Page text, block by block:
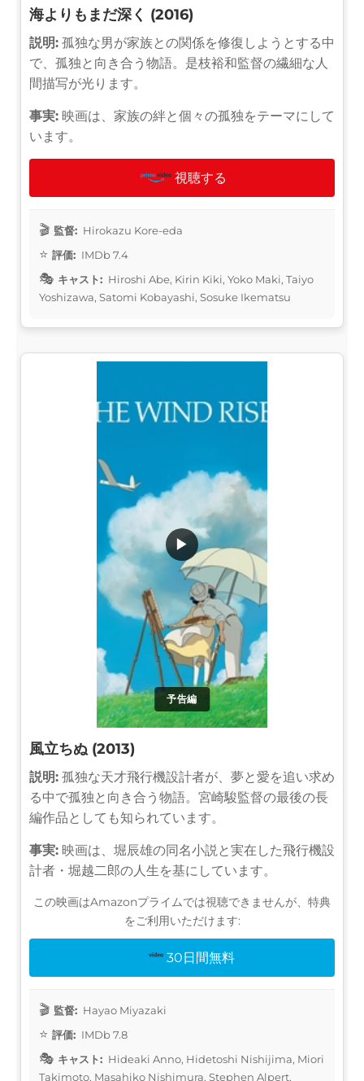
海よりもまだ深く (2016)
説明: 孤独な男が家族との関係を修復しようとする中
で、孤独と向き合う物語。是枝裕和監督の繊細な人
間描写が光ります。
事実: 映画は、家族の絆と個々の孤独をテーマにして
います。
視聴する
監督: Hirokazu Kore-eda
評価: IMDb 7.4
キャスト: Hiroshi Abe, Kirin Kiki, Yoko Maki, Taiyo
Yoshizawa, Satomi Kobayashi, Sosuke Ikematsu
予告編
▶
風立ちぬ (2013)
説明: 孤独な天才飛行機設計者が、夢と愛を追い求め
る中で孤独と向き合う物語。宮崎駿監督の最後の長
編作品としても知られています。
事実: 映画は、堀辰雄の同名小説と実在した飛行機設
計者・堀越二郎の人生を基にしています。
この映画はAmazonプライムでは視聴できませんが、特典
をご利用いただけます:
30日間無料
監督: Hayao Miyazaki
評価: IMDb 7.8
キャスト: Hideaki Anno, Hidetoshi Nishijima, Miori
Takimoto, Masahiko Nishimura, Stephen Alpert,